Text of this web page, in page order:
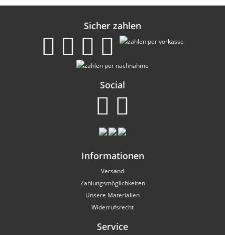
Sicher zahlen
Social
Informationen
Versand
Zahlungsmöglichkeiten
Unsere Materialien
Widerrufsrecht
Service